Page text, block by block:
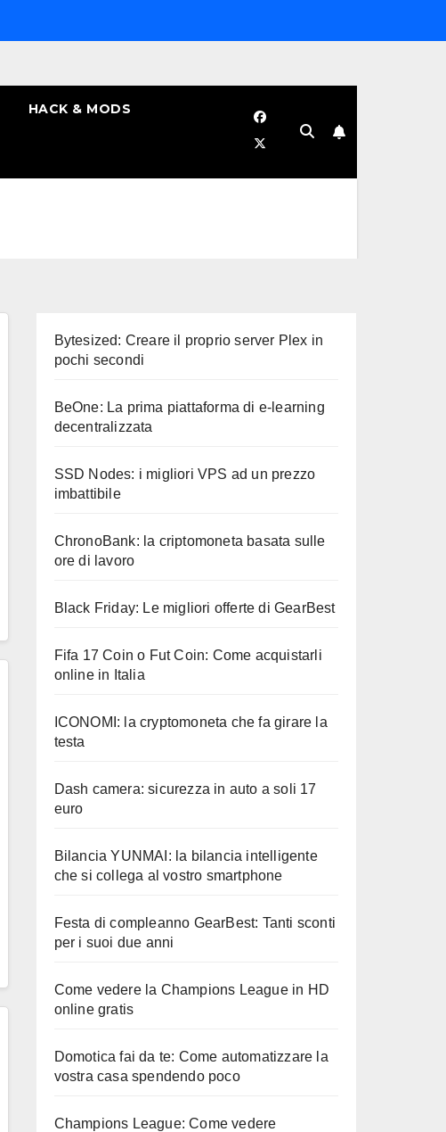
HACK & MODS
Bytesized: Creare il proprio server Plex in
pochi secondi
BeOne: La prima piattaforma di e-learning
decentralizzata
SSD Nodes: i migliori VPS ad un prezzo
imbattibile
ChronoBank: la criptomoneta basata sulle
ore di lavoro
Black Friday: Le migliori offerte di GearBest
Fifa 17 Coin o Fut Coin: Come acquistarli
online in Italia
ICONOMI: la cryptomoneta che fa girare la
testa
Dash camera: sicurezza in auto a soli 17
euro
Bilancia YUNMAI: la bilancia intelligente
che si collega al vostro smartphone
Festa di compleanno GearBest: Tanti sconti
per i suoi due anni
Come vedere la Champions League in HD
online gratis
Domotica fai da te: Come automatizzare la
vostra casa spendendo poco
Champions League: Come vedere